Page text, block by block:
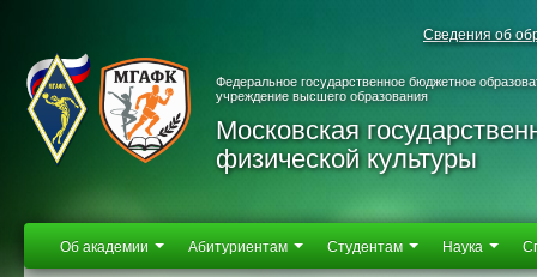
Сведения об
Федеральное государственное бюджетное
учреждение высшего образования
Московская
физической культуры
Об академии Абитуриентам Студентам Наука